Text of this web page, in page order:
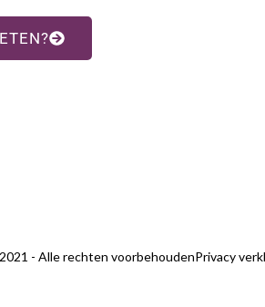
- Alle rechten voorbehoudenPrivacy